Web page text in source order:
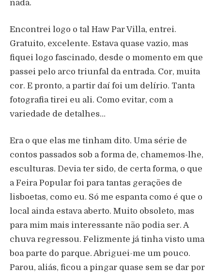
nada.
Encontrei logo o tal Haw Par Villa, entrei.
Gratuito, excelente. Estava quase vazio, mas
fiquei logo fascinado, desde o momento em que
passei pelo arco triunfal da entrada. Cor, muita
cor. E pronto, a partir daí foi um delírio. Tanta
fotografia tirei eu ali. Como evitar, com a
variedade de detalhes…
Era o que elas me tinham dito. Uma série de
contos passados sob a forma de, chamemos-lhe,
esculturas. Devia ter sido, de certa forma, o que
a Feira Popular foi para tantas gerações de
lisboetas, como eu. Só me espanta como é que o
local ainda estava aberto. Muito obsoleto, mas
para mim mais interessante não podia ser. A
chuva regressou. Felizmente já tinha visto uma
boa parte do parque. Abriguei-me um pouco.
Parou, aliás, ficou a pingar quase sem se dar por